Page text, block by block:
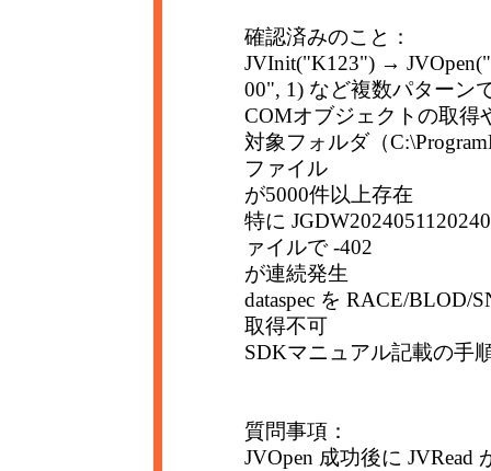
確認済みのこと：
JVInit("K123") →
00", 1) など複数パターン
COMオブジェクトの取得
対象フォルダ（
ファイル
が5000件以上存在
特に
ァイルで -402
が連続発生
dataspec を RACE/BLOD/
取得不可
SDKマニュアル記載の手
質問事項：
JVOpen 成功後に JVRead